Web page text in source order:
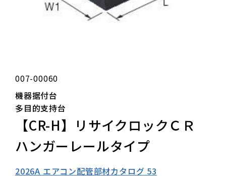
007-00060
機器据付台
多目的支持台
【CR-H】リサイクロックＣＲ
ハンガーレールタイプ
2026A エアコン配管部材カタログ 53